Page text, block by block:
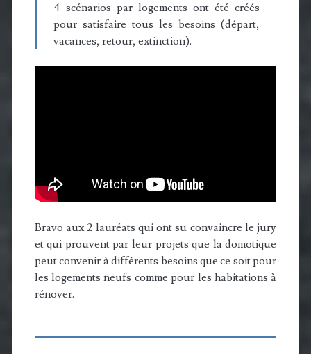
4 scénarios par logements ont été créés
pour satisfaire tous les besoins (départ,
vacances, retour, extinction).
Bravo aux 2 lauréats qui ont su convaincre le jury
et qui prouvent par leur projets que la domotique
peut convenir à différents besoins que ce soit pour
les logements neufs comme pour les habitations à
rénover.